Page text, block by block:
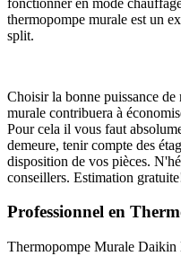
thermopompe murale est un
split.
Choisir la bonne puissance
murale contribuera à
Pour cela il vous faut
demeure, tenir compte des
disposition de vos pièces.
conseillers. Estimation
Professionnel en
Thermopompe Murale Daikin